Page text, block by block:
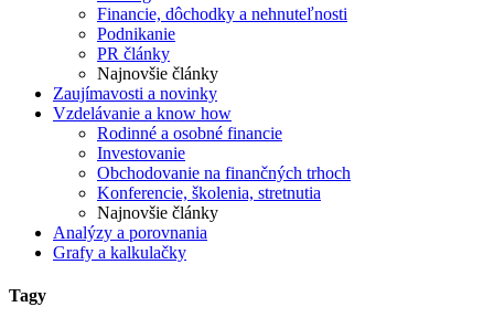
Financie, dôchodky a nehnuteľnosti
Podnikanie
PR články
Najnovšie články
Zaujímavosti a novinky
Vzdelávanie a know how
Rodinné a osobné financie
Investovanie
Obchodovanie na finančných trhoch
Konferencie, školenia, stretnutia
Najnovšie články
Analýzy a porovnania
Grafy a kalkulačky
Tagy